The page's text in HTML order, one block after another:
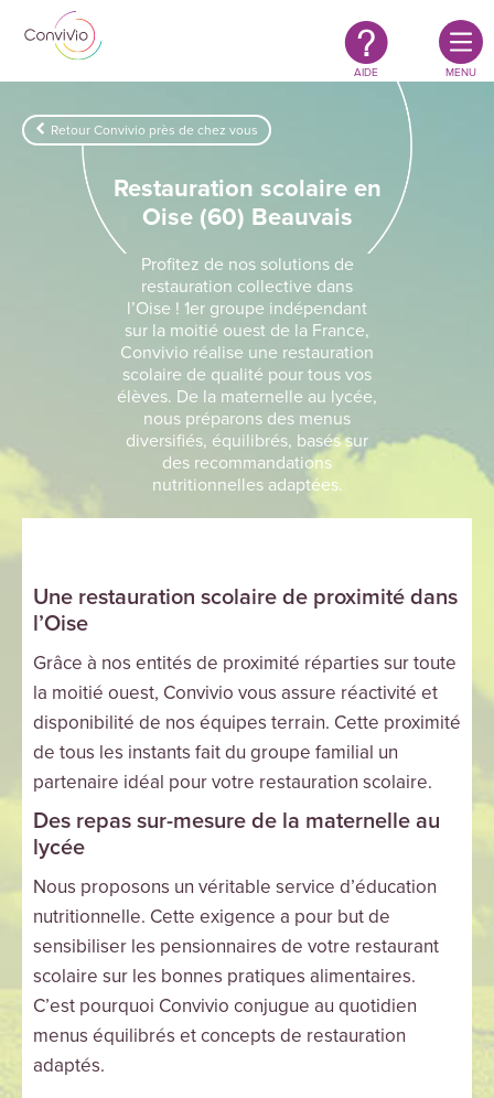
Aller au contenu principal
Restauration
authentique
responsable
AIDE MENU
Retour Convivio près de chez vous
Restauration scolaire en
Oise (60) Beauvais
Profitez de nos solutions de
restauration collective dans
l’Oise ! 1er groupe indépendant
sur la moitié ouest de la France,
Convivio réalise une restauration
scolaire de qualité pour tous vos
élèves. De la maternelle au lycée,
nous préparons des menus
diversifiés, équilibrés, basés sur
des recommandations
nutritionnelles adaptées.
Une restauration scolaire de proximité dans
l’Oise
Grâce à nos entités de proximité réparties sur toute
la moitié ouest, Convivio vous assure réactivité et
disponibilité de nos équipes terrain. Cette proximité
de tous les instants fait du groupe familial un
partenaire idéal pour votre restauration scolaire.
Des repas sur-mesure de la maternelle au
lycée
Nous proposons un véritable service d’éducation
nutritionnelle. Cette exigence a pour but de
sensibiliser les pensionnaires de votre restaurant
scolaire sur les bonnes pratiques alimentaires.
C’est pourquoi Convivio conjugue au quotidien
menus équilibrés et concepts de restauration
adaptés.